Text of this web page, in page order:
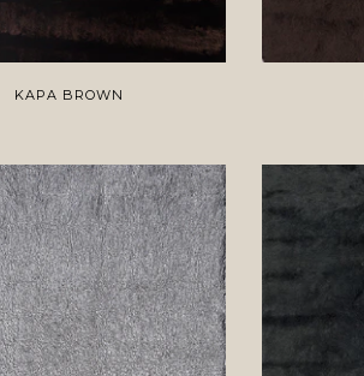
KAPA BROWN